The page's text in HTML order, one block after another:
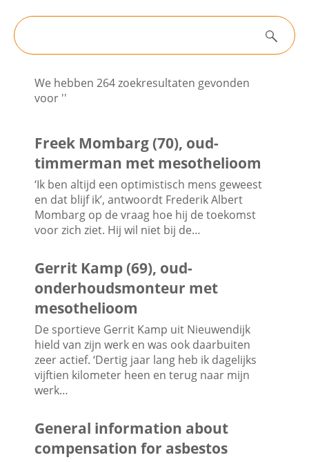
Zoeken
Nieuwsarchief
Zoeken
We hebben 264 zoekresultaten gevonden
voor ''
Freek Mombarg (70), oud-
timmerman met mesothelioom
‘Ik ben altijd een optimistisch mens geweest
en dat blijf ik’, antwoordt Frederik Albert
Mombarg op de vraag hoe hij de toekomst
voor zich ziet. Hij wil niet bij de…
Gerrit Kamp (69), oud-
onderhoudsmonteur met
mesothelioom
De sportieve Gerrit Kamp uit Nieuwendijk
hield van zijn werk en was ook daarbuiten
zeer actief. ‘Dertig jaar lang heb ik dagelijks
vijftien kilometer heen en terug naar mijn
werk…
General information about
compensation for asbestos